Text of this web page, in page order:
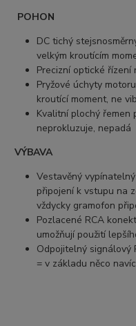
POHON
DC tichý
velkým kroutícím
Precizní optické
Pryžové úchyty
kroutící moment, ne
Kvalitní plochý
neprokluzuje, nepadá
VÝBAVA
Vestavěný
připojení k vstupu na
vždycky gramofon
Pozlacené RCA
umožňují použití
Odpojitelný signálový
= v základu něco navíc